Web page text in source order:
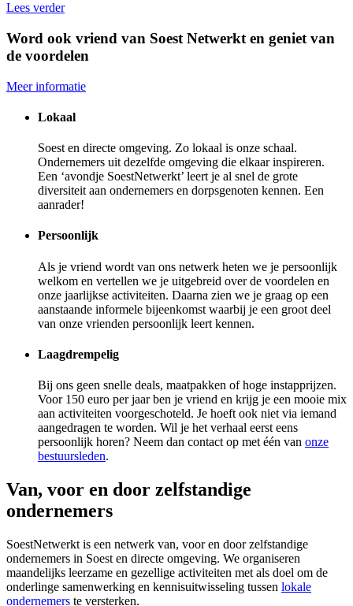
Lees verder
Word ook vriend van Soest Netwerkt en geniet van
de voordelen
Meer informatie
Lokaal
Soest en directe omgeving. Zo lokaal is onze schaal.
Ondernemers uit dezelfde omgeving die elkaar inspireren.
Een ‘avondje SoestNetwerkt’ leert je al snel de grote
diversiteit aan ondernemers en dorpsgenoten kennen. Een
aanrader!
Persoonlijk
Als je vriend wordt van ons netwerk heten we je persoonlijk
welkom en vertellen we je uitgebreid over de voordelen en
onze jaarlijkse activiteiten. Daarna zien we je graag op een
aanstaande informele bijeenkomst waarbij je een groot deel
van onze vrienden persoonlijk leert kennen.
Laagdrempelig
Bij ons geen snelle deals, maatpakken of hoge instapprijzen.
Voor 150 euro per jaar ben je vriend en krijg je een mooie mix
aan activiteiten voorgeschoteld. Je hoeft ook niet via iemand
aangedragen te worden. Wil je het verhaal eerst eens
persoonlijk horen? Neem dan contact op met één van onze
bestuursleden.
Van, voor en door zelfstandige
ondernemers
SoestNetwerkt is een netwerk van, voor en door zelfstandige
ondernemers in Soest en directe omgeving. We organiseren
maandelijks leerzame en gezellige activiteiten met als doel om de
onderlinge samenwerking en kennisuitwisseling tussen lokale
ondernemers te versterken.